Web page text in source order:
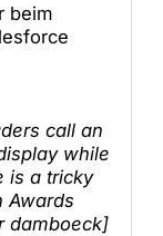
beim
call an
while
is a tricky
Awards
damboeck]